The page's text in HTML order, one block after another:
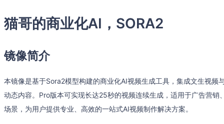
猫哥的商业化AI，SORA2
镜像简介
本镜像是基于Sora2模型构建的商业化AI视频生成工具，集成文生视频
动态内容。Pro版本可实现长达25秒的视频连续生成，适用于广告营
场景，为用户提供专业、高效的一站式AI视频制作解决方案。